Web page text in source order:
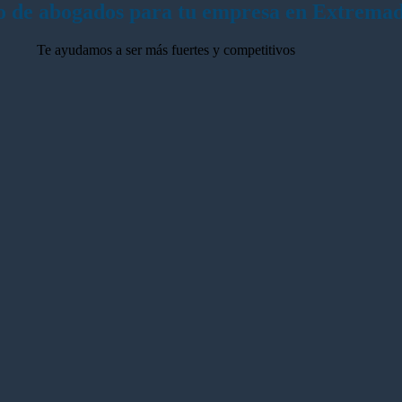
sector
de abogados para tu empresa en
Te ayudamos a ser más fuertes y competitivos